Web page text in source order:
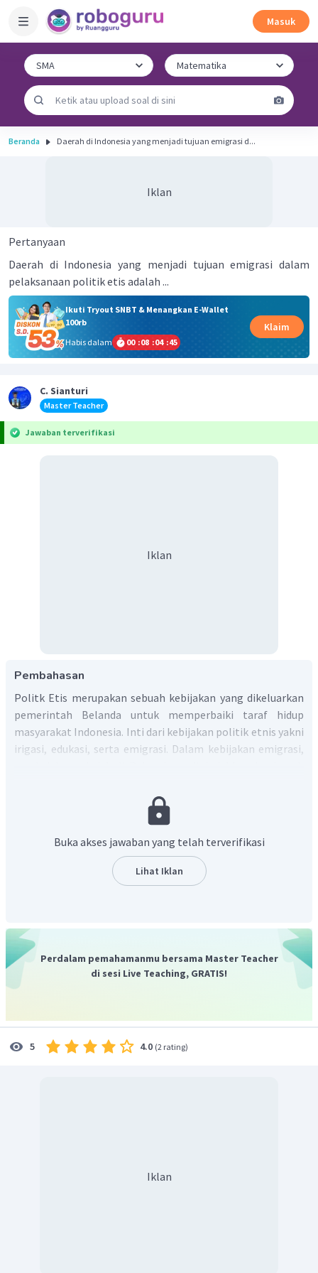
Masuk
Beranda Daerah di Indonesia yang menjadi tujuan emigrasi d...
Iklan
Pertanyaan
Daerah di Indonesia yang menjadi tujuan emigrasi dalam
pelaksanaan politik etis adalah ...
Ikuti Tryout SNBT & Menangkan E-Wallet
100rb
Habis dalam
00 :08 :04 :45
Klaim
C. Sianturi
Master Teacher
Jawaban terverifikasi
Iklan
Pembahasan
Politk Etis merupakan sebuah kebijakan yang dikeluarkan
pemerintah Belanda untuk memperbaiki taraf hidup
masyarakat Indonesia. Inti dari kebijakan politik etnis yakni
irigasi, edukasi, serta emigrasi. Dalam kebijakan emigrasi,
Jawa. Selain itu, pemindahan penduduk dari Jawa ke
Sumatra juga ditujukan untuk menambah pekerja atau
Dengan demikian, daerah tujuan emigrasi adalah Sumatra.
Buka akses jawaban yang telah terverifikasi
Lihat Iklan
Perdalam pemahamanmu bersama Master Teacher
di sesi Live Teaching, GRATIS!
5 4.0 (2 rating)
Iklan